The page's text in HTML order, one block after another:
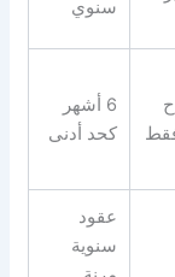
سنوي
6 أشهر
كحد أدنى
عقود
سنوية